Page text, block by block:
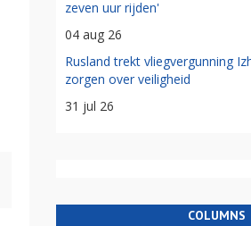
zeven uur rijden'
04 aug 26
Rusland trekt vliegvergunning
zorgen over veiligheid
31 jul 26
COLUMNS